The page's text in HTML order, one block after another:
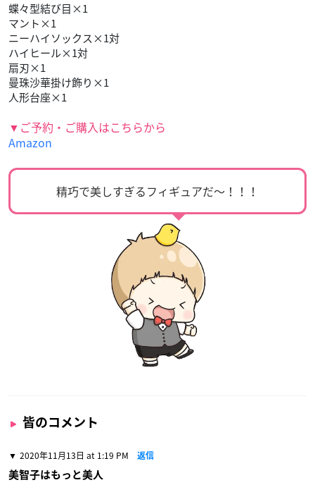
蝶々型結び目×1
マント×1
ニーハイソックス×1対
ハイヒール×1対
扇刃×1
曼珠沙華掛け飾り×1
人形台座×1
▼ご予約・ご購入はこちらから
Amazon
精巧で美しすぎるフィギュアだ〜！！！
皆のコメント
2020年11月13日 at 1:19 PM 返信
美智子はもっと美人